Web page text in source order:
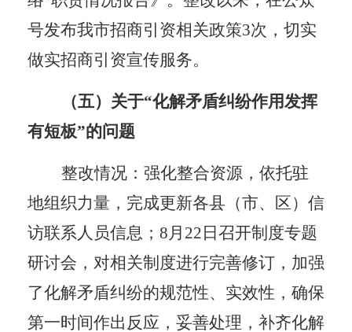
号发布我市招商引资相关政策3次 ，切实
做实招商引资宣传服务。
（五）关于“化解矛盾纠纷作用发挥
有短板”的问题
整改情况： 强化整合资源，依托驻
地组织力量，完成更新各县（市、区）信
访联系人员信息； 8月22日召开制度专题
研讨会，对相关制度进行完善修订，加强
了化解矛盾纠纷的规范性、实效性，确保
第一时间作出反应，妥善处理，补齐化解